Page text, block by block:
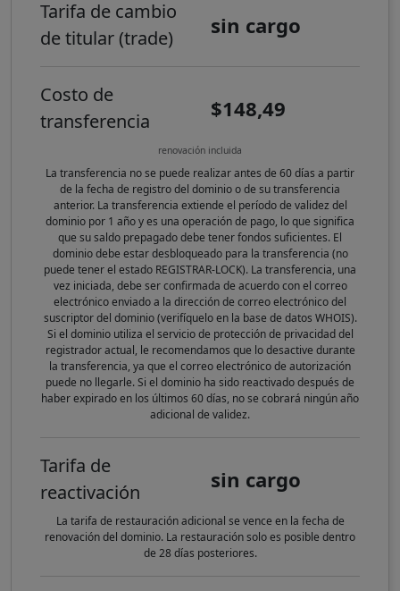
Tarifa de cambio
de titular (trade)
sin cargo
Costo de
transferencia
$148,49
renovación incluida
La transferencia no se puede realizar antes de 60 días a partir
de la fecha de registro del dominio o de su transferencia
anterior. La transferencia extiende el período de validez del
dominio por 1 año y es una operación de pago, lo que significa
que su saldo prepagado debe tener fondos suficientes. El
dominio debe estar desbloqueado para la transferencia (no
puede tener el estado REGISTRAR-LOCK). La transferencia, una
vez iniciada, debe ser confirmada de acuerdo con el correo
electrónico enviado a la dirección de correo electrónico del
suscriptor del dominio (verifíquelo en la base de datos WHOIS).
Si el dominio utiliza el servicio de protección de privacidad del
registrador actual, le recomendamos que lo desactive durante
la transferencia, ya que el correo electrónico de autorización
puede no llegarle. Si el dominio ha sido reactivado después de
haber expirado en los últimos 60 días, no se cobrará ningún año
adicional de validez.
Tarifa de
reactivación
sin cargo
La tarifa de restauración adicional se vence en la fecha de
renovación del dominio. La restauración solo es posible dentro
de 28 días posteriores.